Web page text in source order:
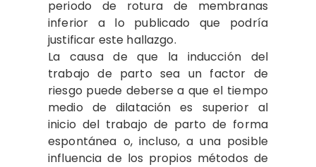
periodo de rotura de membranas
inferior a lo publicado que podría
justificar este hallazgo.
La causa de que la inducción del
trabajo de parto sea un factor de
riesgo puede deberse a que el tiempo
medio de dilatación es superior al
inicio del trabajo de parto de forma
espontánea o, incluso, a una posible
influencia de los propios métodos de